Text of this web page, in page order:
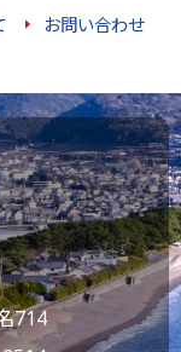
お問い合わせ
714